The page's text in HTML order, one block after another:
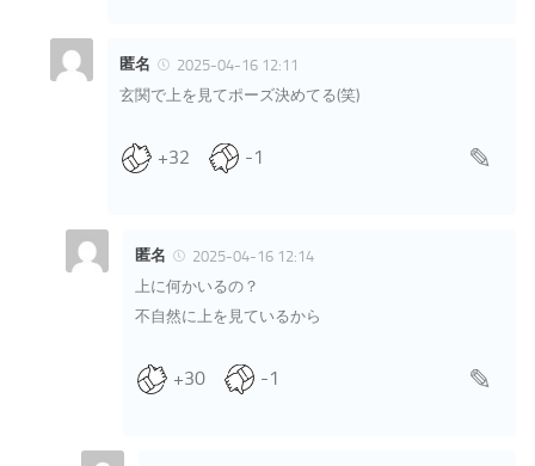
匿名
2025-04-16 12:11
玄関で上を見てポーズ決めてる(笑)
+32 -1
匿名
2025-04-16 12:14
上に何かいるの？
不自然に上を見ているから
+30 -1